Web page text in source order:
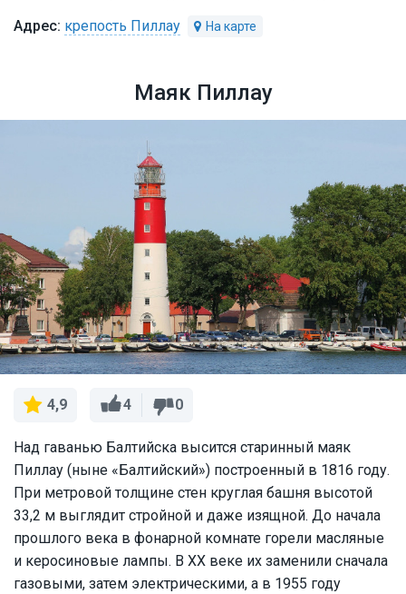
крепость Пиллау
Маяк Пиллау
4,9 4 0
Над гаванью Балтийска высится старинный маяк
Пиллау (ныне «Балтийский») построенный в 1816 году.
При метровой толщине стен круглая башня высотой
33,2 м выглядит стройной и даже изящной. До начала
прошлого века в фонарной комнате горели масляные
и керосиновые лампы. В XX веке их заменили сначала
газовыми, затем электрическими, а в 1955 году